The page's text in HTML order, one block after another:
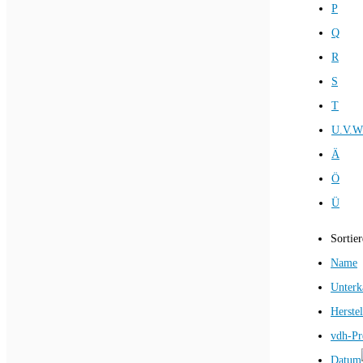
P
Q
R
S
T
Ä
Ö
Ü
Name
vdh-
Datum